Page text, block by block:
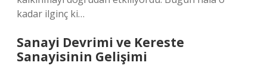
kadar ilginç ki…
Sanayi Devrimi ve Kereste
Sanayisinin Gelişimi